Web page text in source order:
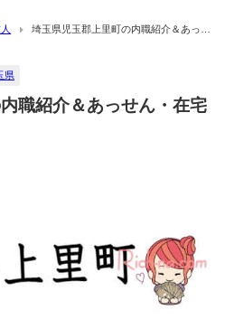
埼玉県児玉郡上里町の内職紹介＆あっせ
県
職紹介＆あっせん・在宅